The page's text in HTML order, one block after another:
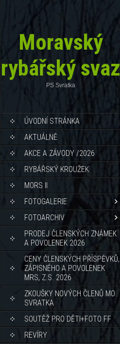
Moravský
rybářský svaz
PS Svratka
ÚVODNÍ STRÁNKA
AKTUÁLNĚ
AKCE A ZÁVODY /2026
RYBÁŘSKÝ KROUŽEK
MORS II
FOTOGALERIE
FOTOARCHIV
PRODEJ ČLENSKÝCH ZNÁMEK
A POVOLENEK 2026
CENY ČLENSKÝCH PŘÍSPĚVKŮ,
ZÁPISNÉHO A POVOLENEK
MRS, Z.S. 2026
ZKOUŠKY NOVÝCH ČLENŮ MO
SVRATKA
SOUTĚŽ PRO DĚTI+FOTO FF
REVÍRY